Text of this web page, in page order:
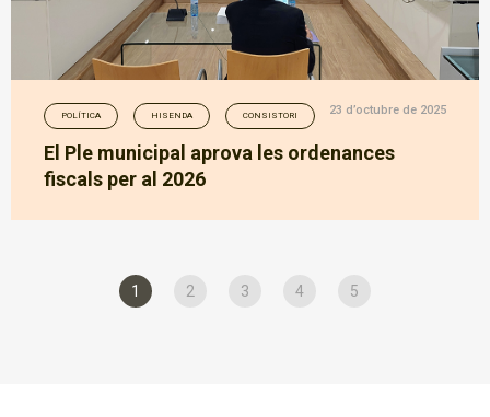
POLÍTICA HISENDA CONSISTORI 23 d’octubre de 2025
El Ple municipal aprova les ordenances
fiscals per al 2026
1 2 3 4 5